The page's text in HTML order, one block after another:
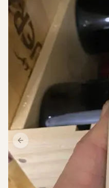
Previous slide